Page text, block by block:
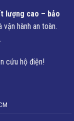
lượng cao – bảo
hành an toàn.
cứu hộ điện!